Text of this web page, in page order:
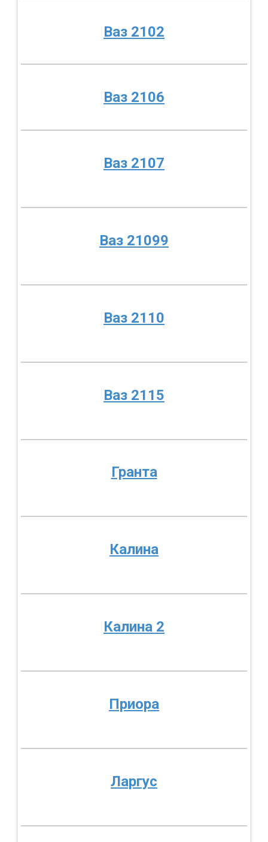
Ваз 2102
Ваз 2106
Ваз 2107
Ваз 21099
Ваз 2110
Ваз 2115
Гранта
Калина
Калина 2
Приора
Ларгус